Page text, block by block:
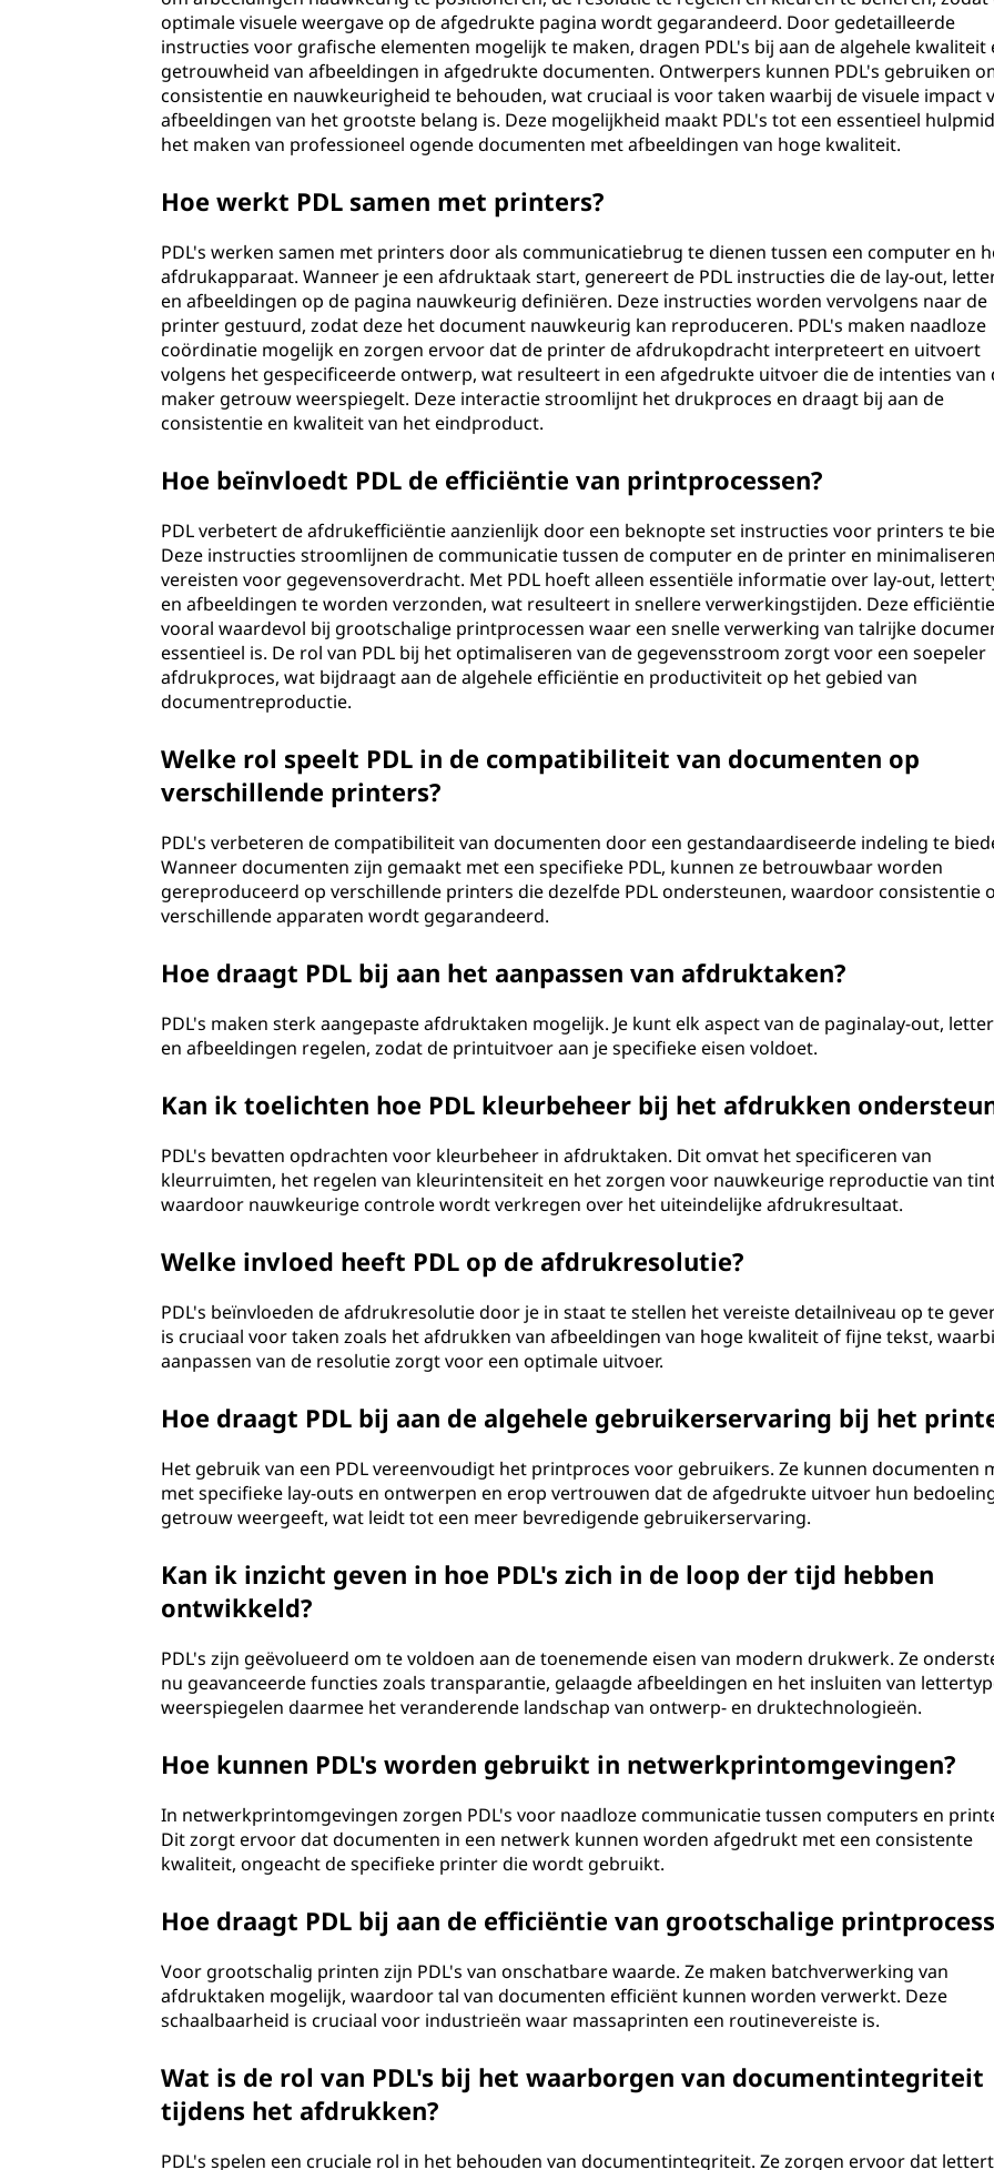
optimale visuele weergave op de afgedrukte pagina wordt gegarandeerd. Door gedetailleerde
instructies voor grafische elementen mogelijk te maken, dragen PDL's bij aan de algehele kwaliteit
getrouwheid van afbeeldingen in afgedrukte documenten. Ontwerpers kunnen PDL's gebruiken
consistentie en nauwkeurigheid te behouden, wat cruciaal is voor taken waarbij de visuele impact
afbeeldingen van het grootste belang is. Deze mogelijkheid maakt PDL's tot een essentieel
het maken van professioneel ogende documenten met afbeeldingen van hoge kwaliteit.
Hoe werkt PDL samen met printers?
PDL's werken samen met printers door als communicatiebrug te dienen tussen een computer en
afdrukapparaat. Wanneer je een afdruktaak start, genereert de PDL instructies die de lay-out,
en afbeeldingen op de pagina nauwkeurig definiëren. Deze instructies worden vervolgens naar de
printer gestuurd, zodat deze het document nauwkeurig kan reproduceren. PDL's maken naadloze
coördinatie mogelijk en zorgen ervoor dat de printer de afdrukopdracht interpreteert en uitvoert
volgens het gespecificeerde ontwerp, wat resulteert in een afgedrukte uitvoer die de intenties van
maker getrouw weerspiegelt. Deze interactie stroomlijnt het drukproces en draagt bij aan de
consistentie en kwaliteit van het eindproduct.
Hoe beïnvloedt PDL de efficiëntie van printprocessen?
PDL verbetert de afdrukefficiëntie aanzienlijk door een beknopte set instructies voor printers te
Deze instructies stroomlijnen de communicatie tussen de computer en de printer en
vereisten voor gegevensoverdracht. Met PDL hoeft alleen essentiële informatie over lay-out,
en afbeeldingen te worden verzonden, wat resulteert in snellere verwerkingstijden. Deze
vooral waardevol bij grootschalige printprocessen waar een snelle verwerking van talrijke
essentieel is. De rol van PDL bij het optimaliseren van de gegevensstroom zorgt voor een soepeler
afdrukproces, wat bijdraagt aan de algehele efficiëntie en productiviteit op het gebied van
documentreproductie.
Welke rol speelt PDL in de compatibiliteit van documenten op
verschillende printers?
PDL's verbeteren de compatibiliteit van documenten door een gestandaardiseerde indeling te
Wanneer documenten zijn gemaakt met een specifieke PDL, kunnen ze betrouwbaar worden
gereproduceerd op verschillende printers die dezelfde PDL ondersteunen, waardoor consistentie
verschillende apparaten wordt gegarandeerd.
Hoe draagt PDL bij aan het aanpassen van afdruktaken?
PDL's maken sterk aangepaste afdruktaken mogelijk. Je kunt elk aspect van de paginalay-out,
en afbeeldingen regelen, zodat de printuitvoer aan je specifieke eisen voldoet.
Kan ik toelichten hoe PDL kleurbeheer bij het afdrukken
PDL's bevatten opdrachten voor kleurbeheer in afdruktaken. Dit omvat het specificeren van
kleurruimten, het regelen van kleurintensiteit en het zorgen voor nauwkeurige reproductie van
waardoor nauwkeurige controle wordt verkregen over het uiteindelijke afdrukresultaat.
Welke invloed heeft PDL op de afdrukresolutie?
PDL's beïnvloeden de afdrukresolutie door je in staat te stellen het vereiste detailniveau op te
is cruciaal voor taken zoals het afdrukken van afbeeldingen van hoge kwaliteit of fijne tekst,
aanpassen van de resolutie zorgt voor een optimale uitvoer.
Hoe draagt PDL bij aan de algehele gebruikerservaring bij het
Het gebruik van een PDL vereenvoudigt het printproces voor gebruikers. Ze kunnen documenten
met specifieke lay-outs en ontwerpen en erop vertrouwen dat de afgedrukte uitvoer hun
getrouw weergeeft, wat leidt tot een meer bevredigende gebruikerservaring.
Kan ik inzicht geven in hoe PDL's zich in de loop der tijd hebben
ontwikkeld?
PDL's zijn geëvolueerd om te voldoen aan de toenemende eisen van modern drukwerk. Ze
nu geavanceerde functies zoals transparantie, gelaagde afbeeldingen en het insluiten van
weerspiegelen daarmee het veranderende landschap van ontwerp- en druktechnologieën.
Hoe kunnen PDL's worden gebruikt in netwerkprintomgevingen?
In netwerkprintomgevingen zorgen PDL's voor naadloze communicatie tussen computers en
Dit zorgt ervoor dat documenten in een netwerk kunnen worden afgedrukt met een consistente
kwaliteit, ongeacht de specifieke printer die wordt gebruikt.
Hoe draagt PDL bij aan de efficiëntie van grootschalige
Voor grootschalig printen zijn PDL's van onschatbare waarde. Ze maken batchverwerking van
afdruktaken mogelijk, waardoor tal van documenten efficiënt kunnen worden verwerkt. Deze
schaalbaarheid is cruciaal voor industrieën waar massaprinten een routinevereiste is.
Wat is de rol van PDL's bij het waarborgen van documentintegriteit
tijdens het afdrukken?
PDL's spelen een cruciale rol in het behouden van documentintegriteit. Ze zorgen ervoor dat